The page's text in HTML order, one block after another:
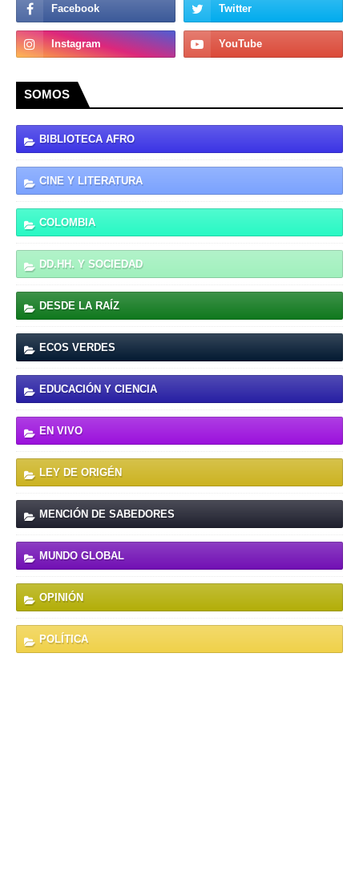
SOMOS
BIBLIOTECA AFRO
CINE Y LITERATURA
COLOMBIA
DD.HH. Y SOCIEDAD
DESDE LA RAÍZ
ECOS VERDES
EDUCACIÓN Y CIENCIA
EN VIVO
LEY DE ORIGÉN
MENCIÓN DE SABEDORES
MUNDO GLOBAL
OPINIÓN
POLÍTICA